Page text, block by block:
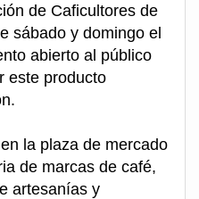
de Caficultores de
sábado y domingo el
abierto al público
este producto
la plaza de mercado
de marcas de café,
artesanías y